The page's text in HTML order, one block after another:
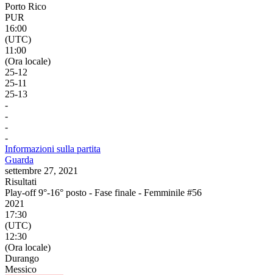
Porto Rico
PUR
16:00
(UTC)
11:00
(Ora locale)
25-12
25-11
25-13
-
-
-
-
Informazioni sulla partita
Guarda
settembre 27, 2021
Risultati
Play-off 9°-16° posto - Fase finale - Femminile #56
2021
17:30
(UTC)
12:30
(Ora locale)
Durango
Messico